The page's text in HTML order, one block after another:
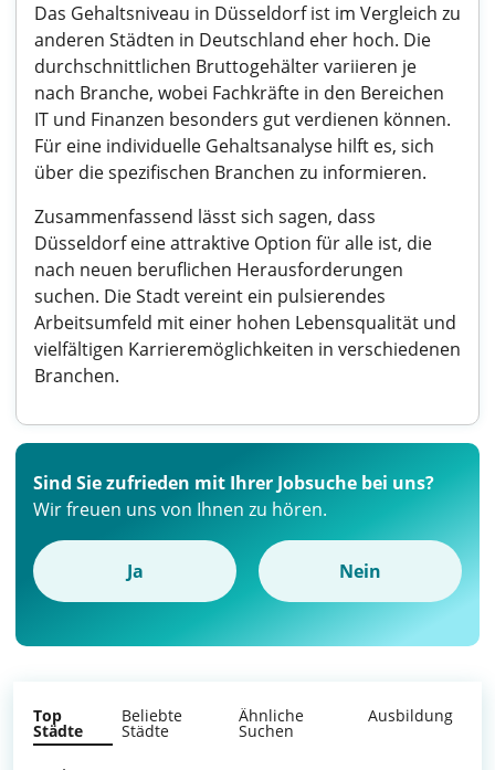
Das Gehaltsniveau in Düsseldorf ist im Vergleich zu
anderen Städten in Deutschland eher hoch. Die
durchschnittlichen Bruttogehälter variieren je
nach Branche, wobei Fachkräfte in den Bereichen
IT und Finanzen besonders gut verdienen können.
Für eine individuelle Gehaltsanalyse hilft es, sich
über die spezifischen Branchen zu informieren.
Zusammenfassend lässt sich sagen, dass
Düsseldorf eine attraktive Option für alle ist, die
nach neuen beruflichen Herausforderungen
suchen. Die Stadt vereint ein pulsierendes
Arbeitsumfeld mit einer hohen Lebensqualität und
vielfältigen Karrieremöglichkeiten in verschiedenen
Branchen.
Sind Sie zufrieden mit Ihrer Jobsuche bei uns?
Wir freuen uns von Ihnen zu hören.
Ja Nein
Top
Städte
Beliebte
Städte
Ähnliche
Suchen
Ausbildung